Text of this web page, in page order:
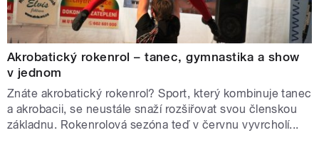
Akrobatický rokenrol – tanec, gymnastika a show
v jednom
Znáte akrobatický rokenrol? Sport, který kombinuje tanec
a akrobacii, se neustále snaží rozšiřovat svou členskou
základnu. Rokenrolová sezóna teď v červnu vyvrcholí...